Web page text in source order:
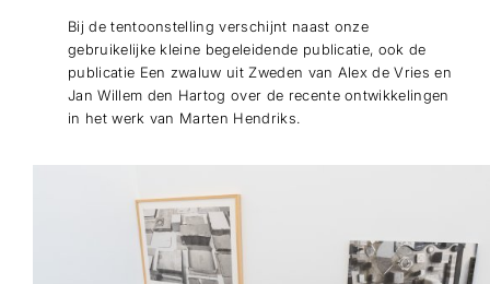
Bij de tentoonstelling verschijnt naast onze
gebruikelijke kleine begeleidende publicatie, ook de
publicatie Een zwaluw uit Zweden van Alex de Vries en
Jan Willem den Hartog over de recente ontwikkelingen
in het werk van Marten Hendriks.